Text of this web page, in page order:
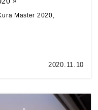
Master 2020,
2020.11.10